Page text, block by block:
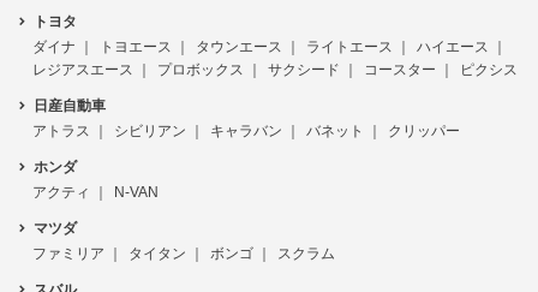
トヨタ
ダイナ
トヨエース タウンエース ライトエース
ハイエース
レジアスエース
プロボックス サクシード コースター ピクシス
日産自動車
アトラス
シビリアン キャラバン バネット クリッパー
ホンダ
アクティ
N-VAN
マツダ
ファミリア
タイタン ボンゴ スクラム